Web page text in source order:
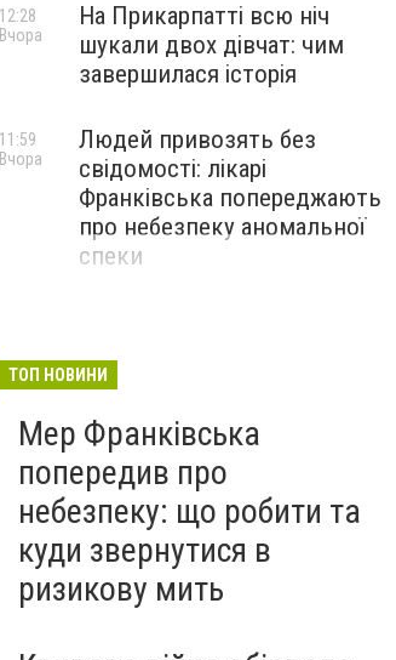
На Прикарпатті всю ніч
шукали двох дівчат: чим
завершилася історія
12:28
Вчора
Людей привозять без
свідомості: лікарі
Франківська попереджають
про небезпеку аномальної
спеки
11:59
Вчора
ТОП НОВИНИ
Мер Франківська
попередив про
небезпеку: що робити та
куди звернутися в
ризикову мить